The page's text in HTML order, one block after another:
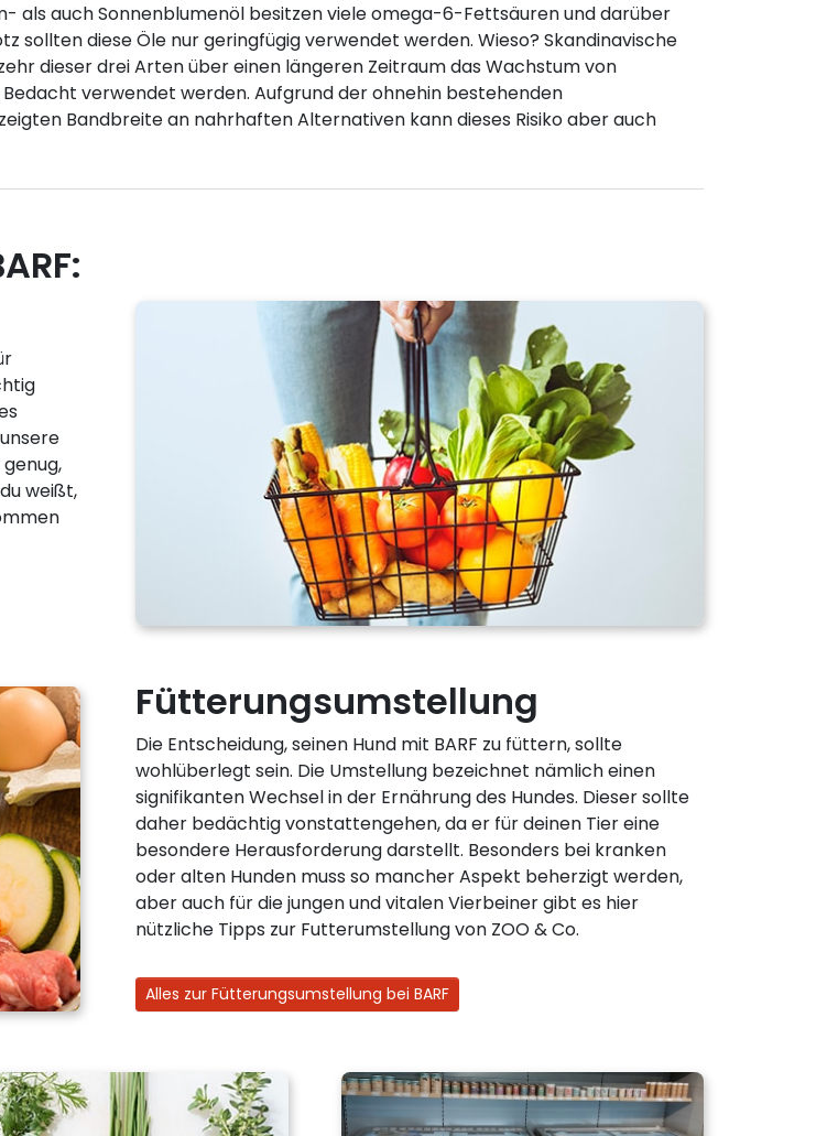
als auch Sonnenblumenöl besitzen viele omega-6-Fettsäuren und darüber
sollten diese Öle nur geringfügig verwendet werden. Wieso? Skandinavische
dieser drei Arten über einen längeren Zeitraum das Wachstum von
verwendet werden. Aufgrund der ohnehin bestehenden
Bandbreite an nahrhaften Alternativen kann dieses Risiko aber auch
weißt,
Fütterungsumstellung
Die Entscheidung, seinen Hund mit BARF zu füttern, sollte
wohlüberlegt sein. Die Umstellung bezeichnet nämlich einen
signifikanten Wechsel in der Ernährung des Hundes. Dieser sollte
daher bedächtig vonstattengehen, da er für deinen Tier eine
besondere Herausforderung darstellt. Besonders bei kranken
oder alten Hunden muss so mancher Aspekt beherzigt werden,
aber auch für die jungen und vitalen Vierbeiner gibt es hier
nützliche Tipps zur Futterumstellung von ZOO & Co.
Alles zur Fütterungsumstellung bei BARF